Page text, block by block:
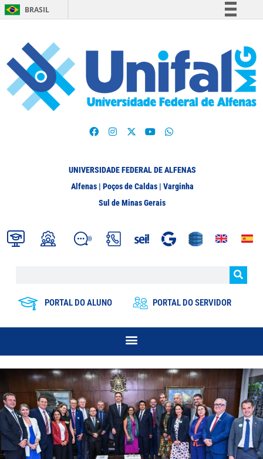
BRASIL
Participe
Acesso à informação
Legislação
UNIVERSIDADE FEDERAL DE ALFENAS
Alfenas | Poços de Caldas | Varginha
Sul de Minas Gerais
PORTAL DO ALUNO PORTAL DO SERVIDOR